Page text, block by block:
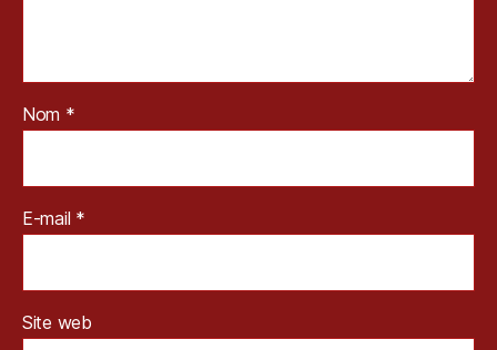
Nom *
E-mail *
Site web